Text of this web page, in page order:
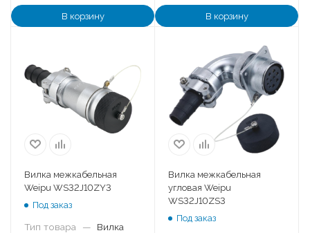
В корзину В корзину
Вилка межкабельная
Weipu WS32J10ZY3
Под заказ
Тип товара —
Вилка
Вилка межкабельная
угловая Weipu
WS32J10ZS3
Под заказ